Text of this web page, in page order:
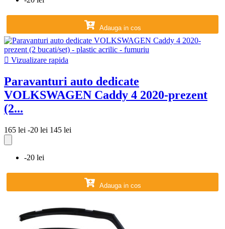
Adauga in cos
 Vizualizare rapida
Paravanturi auto dedicate
VOLKSWAGEN Caddy 4 2020-prezent
(2...
165 lei -20 lei 145 lei
-20 lei
Adauga in cos